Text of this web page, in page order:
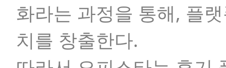
화라는 과정을 통해, 플
치를 창출한다.